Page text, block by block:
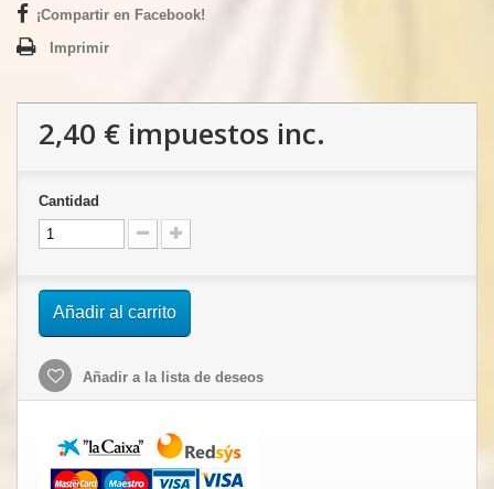
¡Compartir en Facebook!
Imprimir
2,40 € impuestos inc.
Cantidad
Añadir al carrito
Añadir a la lista de deseos